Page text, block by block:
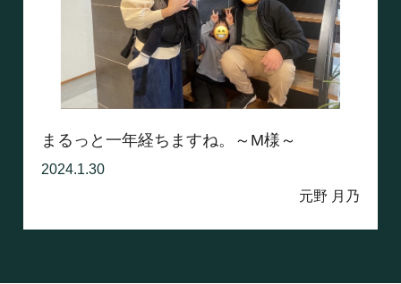
まるっと一年経ちますね。～M様～
2024.1.30
元野 月乃